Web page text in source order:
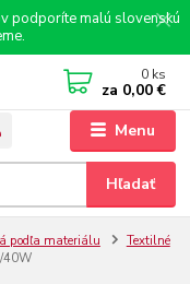
podporíte malú slovenskú
Menu
Hľadať
0 ks
za 0,00 €
podľa materiálu
Textilné
40W